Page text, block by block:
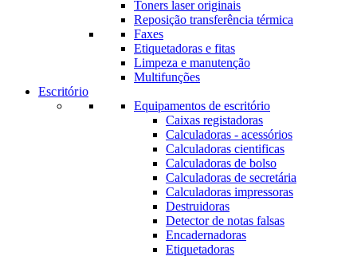
Toners laser originais
Reposição transferência térmica
Faxes
Etiquetadoras e fitas
Limpeza e manutenção
Multifunções
Escritório
Equipamentos de escritório
Caixas registadoras
Calculadoras - acessórios
Calculadoras cientificas
Calculadoras de bolso
Calculadoras de secretária
Calculadoras impressoras
Destruidoras
Detector de notas falsas
Encadernadoras
Etiquetadoras